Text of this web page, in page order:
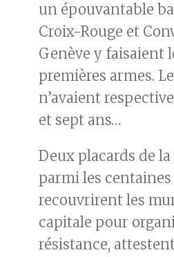
un épouvantable
Croix-Rouge et
Genève y faisaient
premières armes.
n’avaient
et sept ans…
Deux placards de
parmi les
recouvrirent les
capitale pour
résistance,